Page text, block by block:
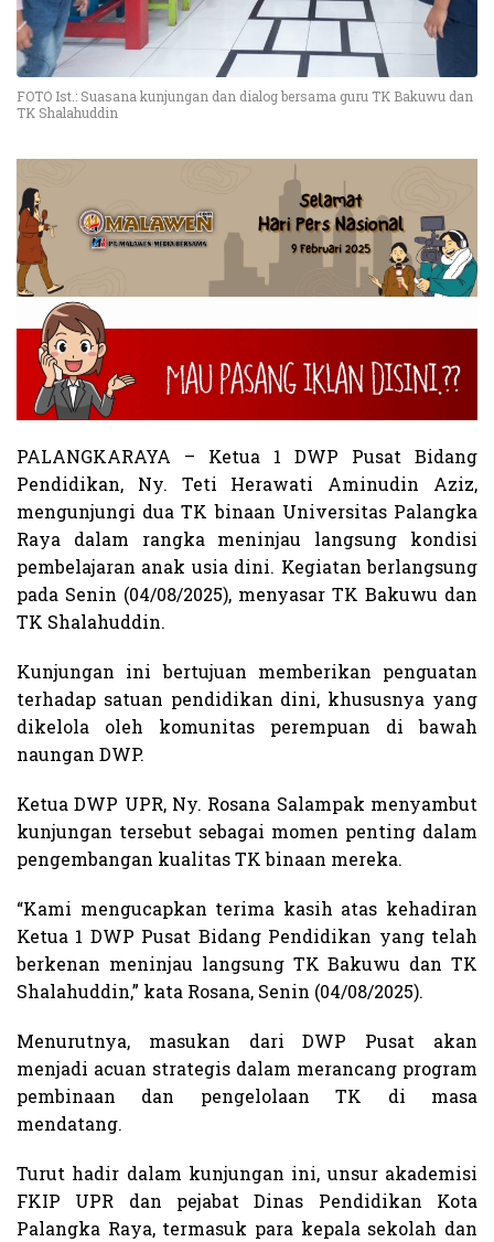
FOTO Ist.: Suasana kunjungan dan dialog bersama guru TK Bakuwu dan
TK Shalahuddin
PALANGKARAYA – Ketua 1 DWP Pusat Bidang
Pendidikan, Ny. Teti Herawati Aminudin Aziz,
mengunjungi dua TK binaan Universitas Palangka
Raya dalam rangka meninjau langsung kondisi
pembelajaran anak usia dini. Kegiatan berlangsung
pada Senin (04/08/2025), menyasar TK Bakuwu dan
TK Shalahuddin.
Kunjungan ini bertujuan memberikan penguatan
terhadap satuan pendidikan dini, khususnya yang
dikelola oleh komunitas perempuan di bawah
naungan DWP.
Ketua DWP UPR, Ny. Rosana Salampak menyambut
kunjungan tersebut sebagai momen penting dalam
pengembangan kualitas TK binaan mereka.
“Kami mengucapkan terima kasih atas kehadiran
Ketua 1 DWP Pusat Bidang Pendidikan yang telah
berkenan meninjau langsung TK Bakuwu dan TK
Shalahuddin,” kata Rosana, Senin (04/08/2025).
Menurutnya, masukan dari DWP Pusat akan
menjadi acuan strategis dalam merancang program
pembinaan dan pengelolaan TK di masa
mendatang.
Turut hadir dalam kunjungan ini, unsur akademisi
FKIP UPR dan pejabat Dinas Pendidikan Kota
Palangka Raya, termasuk para kepala sekolah dan